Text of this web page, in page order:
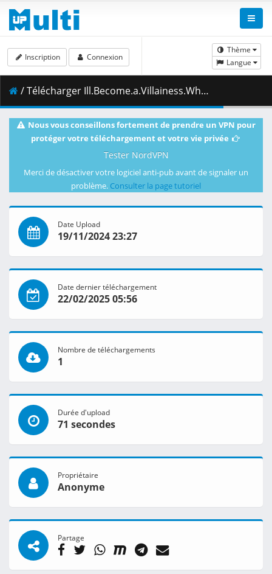
Thème
Langue
Inscription Connexion
/ Télécharger Ill.Become.a.Villainess.Who.Goes.Down.in.History.S01E06.The.Villainess.and.Sleeping.Side.by.Side.1080p.CR.WEB-DL.DUAL.AAC2.0.H.264.MSubs-ToonsHub.mkv.001 ( 466.41 MB )
Nous vous conseillons fortement de prendre un VPN pour
protéger votre téléchargement et votre vie privée
Tester NordVPN
Merci de désactiver votre logiciel anti-pub avant de signaler un
problème. Consulter la page tutoriel
Date Upload
19/11/2024 23:27
Date dernier téléchargement
22/02/2025 05:56
Nombre de téléchargements
1
Durée d'upload
71 secondes
Propriétaire
Anonyme
Partage